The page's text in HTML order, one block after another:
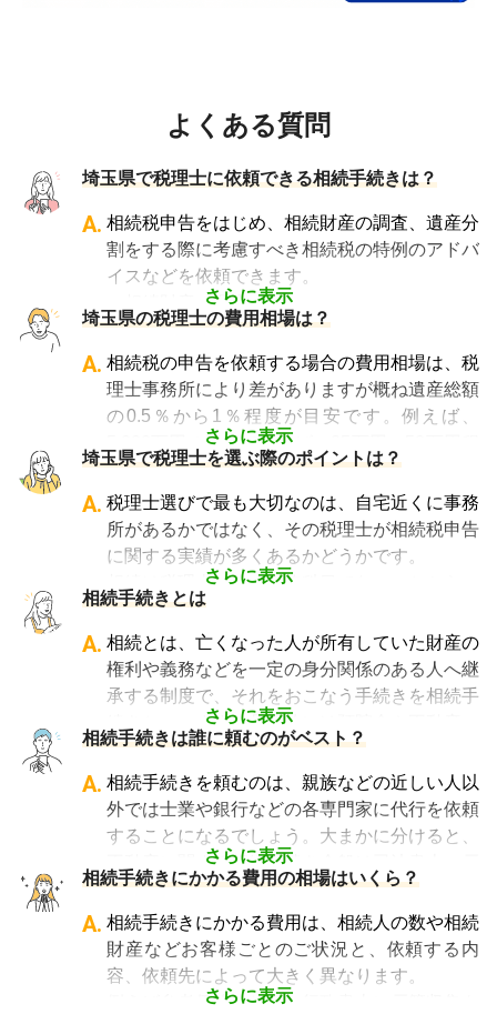
よくある質問
埼玉県で税理士に依頼できる相続手続きは？
さらに表示
A. 相続税申告をはじめ、相続財産の調査、遺産分
割をする際に考慮すべき相続税の特例のアドバ
イスなどを依頼できます。
・相続財産の調査
・特例等を適用した申告の遺産分割協議書の作
成
・相続税の申告や準確定申告
埼玉県の税理士の費用相場は？
さらに表示
A. 相続税の申告を依頼する場合の費用相場は、税
理士事務所により差がありますが概ね遺産総額
の0.5％から1％程度が目安です。例えば、
5,000万円の遺産であれば、25万円～50万円程
度が目安となります。
相談料については、初回のみ無料・30分以内
無料・30分から1時間あたり数千円の費用がか
かる、などさまざまです。
なお相続税の申告期限ギリギリに依頼をする
と、特急料金が上乗せされるため、注意が必要
です。
「相続費用見積ガイド」では、 相続税申告に強
い税理士に、無料で一括見積依頼が可能です 。
ご自身の状況ではいくら費用がかかるのか、ま
ずは見積を取り寄せてみましょう。
埼玉県で税理士を選ぶ際のポイントは？
さらに表示
A. 税理士選びで最も大切なのは、自宅近くに事務
所があるかではなく、その税理士が相続税申告
に関する実績が多くあるかどうかです。
相続は税理士試験の必修科目でないことから、
資格試験を取る時に選択していない税理士にと
っては全くの専門外となります。
そのため相続税を専門に扱う税理士事務所や、
相続税申告の経験が豊富な税理士事務所を選ぶ
ことが、節税の面でもスムーズな手続きの面で
も大変重要になります。
なお、自宅から離れた場所にある事務所であっ
ても、相続税申告の対応は可能です。
「相続費用見積ガイド」では、相続税申告に強
い税理士を多数掲載しており、無料で一括見積
依頼が可能です。ぜひご利用ください。
相続手続きとは
さらに表示
A. 相続とは、亡くなった人が所有していた財産の
権利や義務などを一定の身分関係のある人へ継
承する制度で、それをおこなう手続きを相続手
続きといいます。具体的には預貯金や不動産、
借金なども含めた亡くなった人の財産を配偶者
や子どもなどの相続人に引き継ぐ手続きのこと
です。相続手続きが大変と言われるのは、その
複雑さや手続きの多さにあります。加えて役所
や銀行などに出向くことも多いことから時間も
手間もかかります。専門家に任せればそういっ
た煩わしさを大幅に減らすことができます。
相続手続きは誰に頼むのがベスト？
さらに表示
A. 相続手続きを頼むのは、親族などの近しい人以
外では士業や銀行などの各専門家に代行を依頼
することになるでしょう。大まかに分けると、
不動産に関する相続手続き全般は司法書士、戸
籍謄本の収集、預貯金口座・車などの名義変更
手続きを任せたい場合は行政書士、相続税申告
や節税対策の検討は税理士、相続人の間で争い
やトラブルになっている場合は弁護士というよ
うに状況別に頼むのがベストです。
相続手続きにかかる費用の相場はいくら？
さらに表示
A. 相続手続きにかかる費用は、相続人の数や相続
財産などお客様ごとのご状況と、依頼する内
容、依頼先によって大きく異なります。
例えば参考価格として、行政書士に戸籍収集を